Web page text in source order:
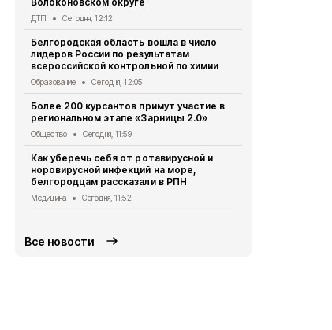
ДТП Сегодня, 12:12
Белгородская область вошла в число
лидеров России по результатам
всероссийской контрольной по химии
Образование Сегодня, 12:05
Более 200 курсантов примут участие в
региональном этапе «Зарницы 2.0»
Общество Сегодня, 11:59
Как уберечь себя от ротавирусной и
норовирусной инфекций на море,
белгородцам рассказали в РПН
Медицина Сегодня, 11:52
Все новости